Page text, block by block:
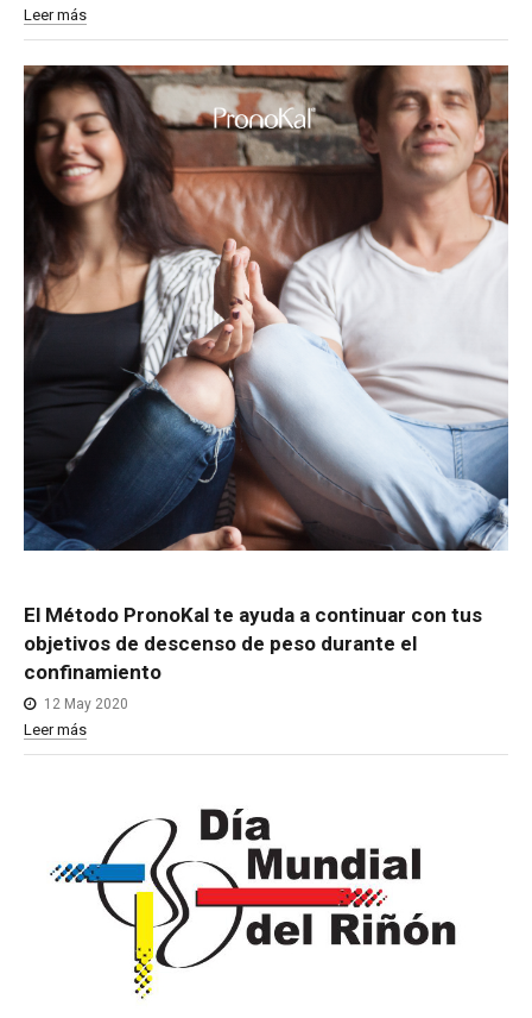
Leer más
El Método PronoKal te ayuda a continuar con tus
objetivos de descenso de peso durante el
confinamiento
12 May 2020
Leer más